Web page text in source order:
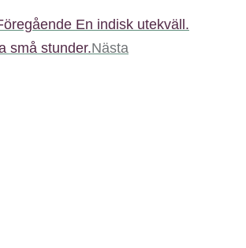
En indisk utekväll.
små stunder.Nästa